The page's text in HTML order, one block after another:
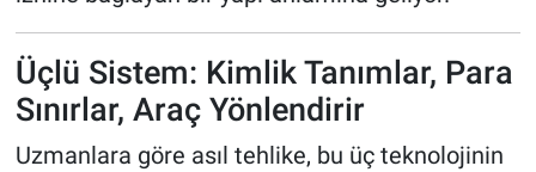
Üçlü Sistem: Kimlik Tanımlar, Para
Sınırlar, Araç Yönlendirir
Uzmanlara göre asıl tehlike, bu üç teknolojinin